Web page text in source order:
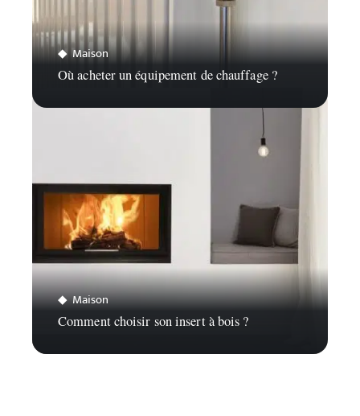
Maison
Où acheter un équipement de chauffage ?
Maison
Comment choisir son insert à bois ?